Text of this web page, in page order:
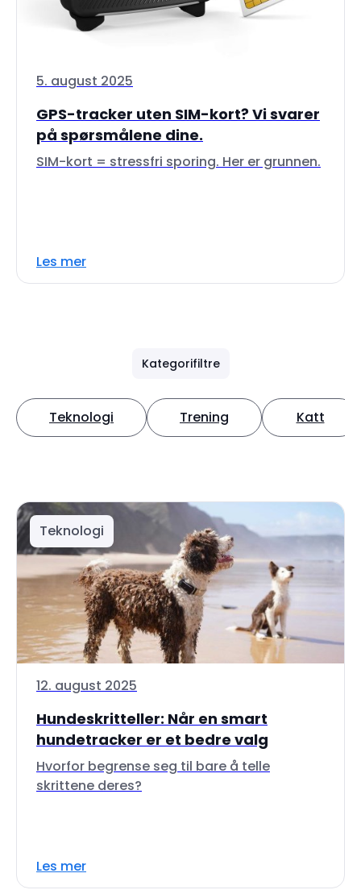
5. august 2025
GPS-tracker uten SIM-kort? Vi svarer
på spørsmålene dine.
SIM-kort = stressfri sporing. Her er grunnen.
Les mer
Kategorifiltre
Teknologi Trening Katt
Teknologi
12. august 2025
Hundeskritteller: Når en smart
hundetracker er et bedre valg
Hvorfor begrense seg til bare å telle
skrittene deres?
Les mer